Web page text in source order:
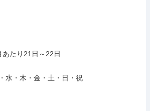
たり21日～22日
水・木・金・土・日・祝